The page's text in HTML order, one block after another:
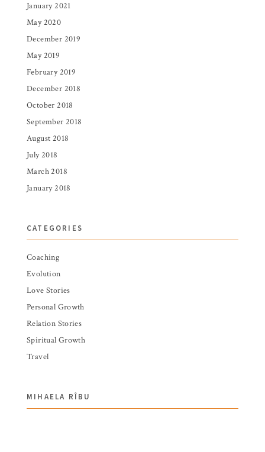
January 2021
May 2020
December 2019
May 2019
February 2019
December 2018
October 2018
September 2018
August 2018
July 2018
March 2018
January 2018
CATEGORIES
Coaching
Evolution
Love Stories
Personal Growth
Relation Stories
Spiritual Growth
Travel
MIHAELA RÎBU